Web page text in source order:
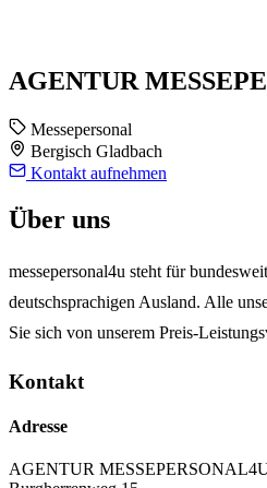
AGENTUR
Messepersonal
Bergisch Gladbach
Kontakt aufnehmen
Über uns
messepersonal4u steht für
deutschsprachigen Ausland. Alle
Sie sich von unserem Preis-
Kontakt
Adresse
AGENTUR